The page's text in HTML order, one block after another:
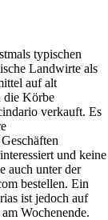
typischen
Landwirte als
auf alt
die Körbe
verkauft. Es
und keine
auch unter der
bestellen. Ein
ist jedoch auf
Wochenende.